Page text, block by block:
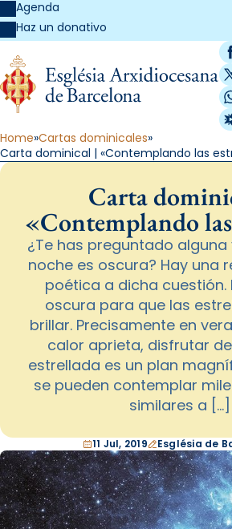
Agenda
Haz un donativo
Home Cartas dominicales
Carta dominical | «Contemplando las
Carta
«Contemplando
¿Te has preguntado alguna
noche es oscura? Hay una
poética a dicha cuestión.
oscura para que las
brillar. Precisamente en
calor aprieta, disfrutar
estrellada es un plan
se pueden contemplar
similares a […]
11 Jul, 2019 Església de